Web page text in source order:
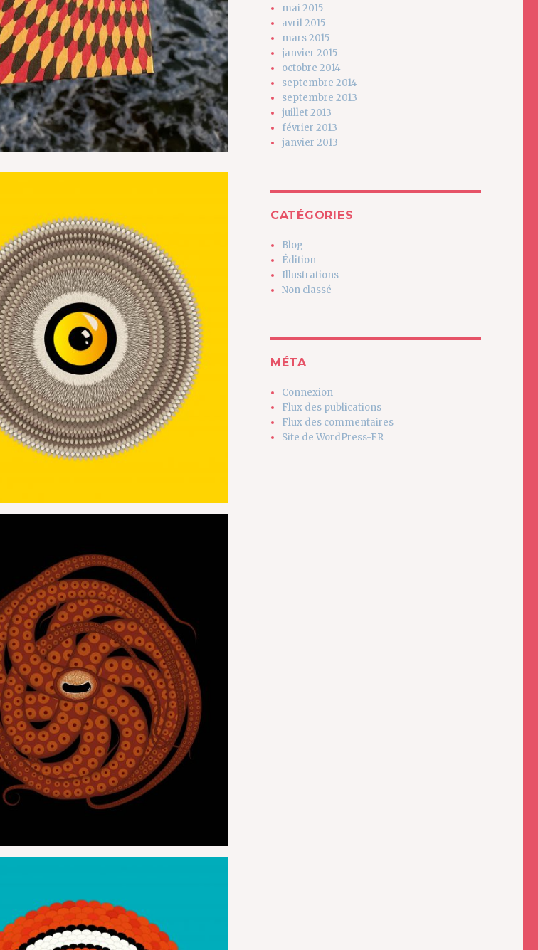
mai 2015
avril 2015
mars 2015
janvier 2015
octobre 2014
septembre 2014
septembre 2013
juillet 2013
février 2013
janvier 2013
CATÉGORIES
Blog
Édition
Illustrations
Non classé
MÉTA
Connexion
Flux des publications
Flux des commentaires
Site de WordPress-FR